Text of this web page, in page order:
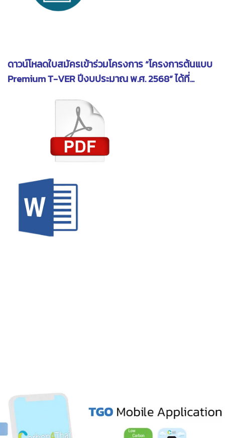
ดาวน์โหลดใบสมัครเข้าร่วมโครงการ “โครงการต้นแบบ
Premium T-VER ปีงบประมาณ พ.ศ. 2568” ได้ที่...